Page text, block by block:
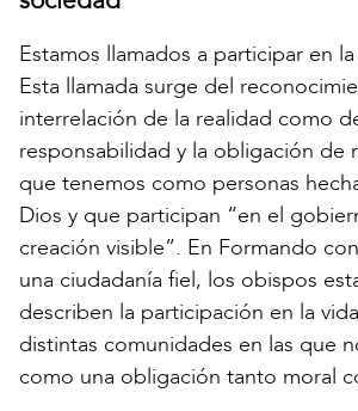
Estamos llamados a participar en
Esta llamada surge del
interrelación de la realidad como
responsabilidad y la obligación de
que tenemos como personas
Dios y que participan “en el
creación visible”. En Formando
una ciudadanía fiel, los obispos
describen la participación en la
distintas comunidades en las que
como una obligación tanto moral